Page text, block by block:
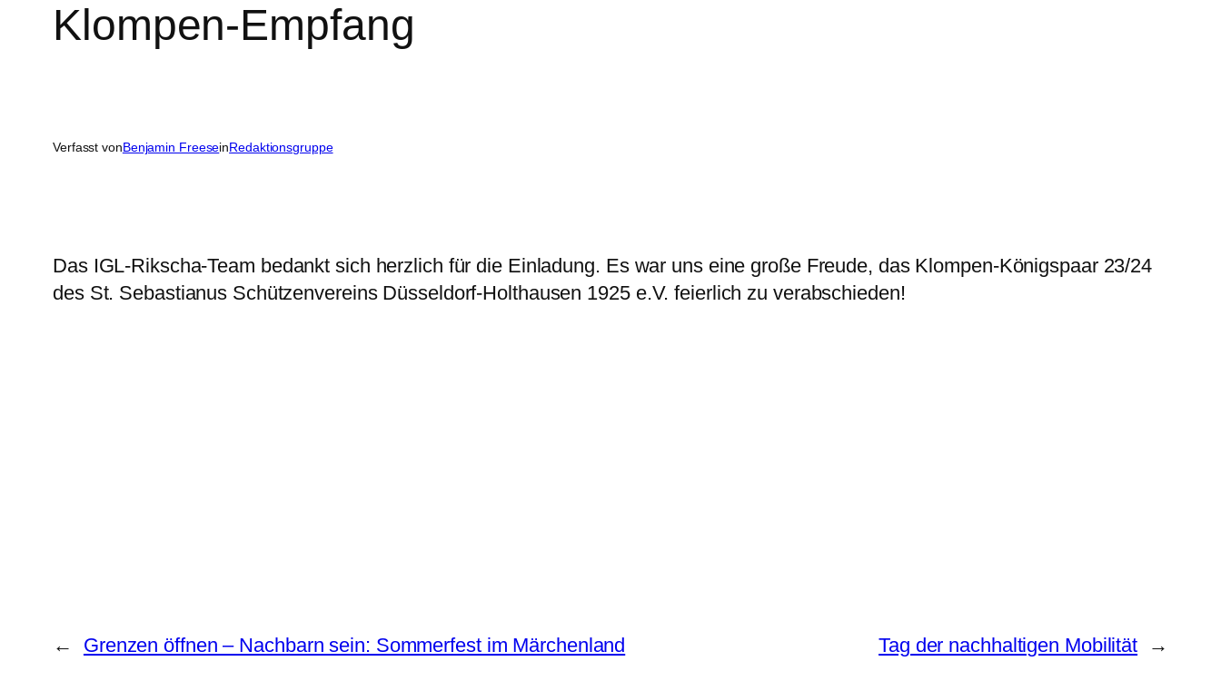
Klompen-Empfang
Verfasst vonBenjamin FreeseinRedaktionsgruppe
Das IGL-Rikscha-Team bedankt sich herzlich für die Einladung. Es war uns eine große Freude, das Klompen-Königspaar 23/24
des St. Sebastianus Schützenvereins Düsseldorf-Holthausen 1925 e.V. feierlich zu verabschieden!
← Grenzen öffnen – Nachbarn sein: Sommerfest im Märchenland Tag der nachhaltigen Mobilität →